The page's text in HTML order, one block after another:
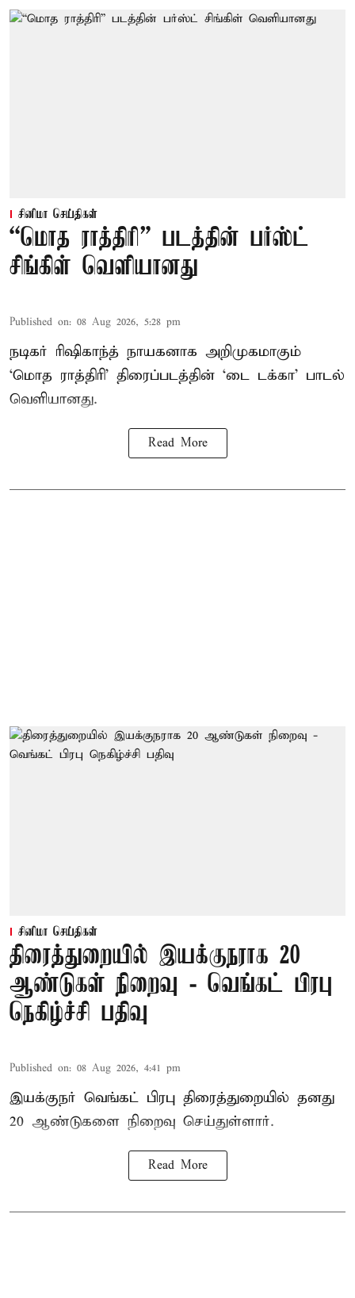
சினிமா செய்திகள்
“மொத ராத்திரி” படத்தின் பர்ஸ்ட்
சிங்கிள் வெளியானது
Published on: 08 Aug 2026, 5:28 pm
நடிகர் ரிஷிகாந்த் நாயகனாக அறிமுகமாகும்
‘மொத ராத்திரி’ திரைப்படத்தின் ‘டை டக்கா’ பாடல்
வெளியானது.
Read More
சினிமா செய்திகள்
திரைத்துறையில் இயக்குநராக 20
ஆண்டுகள் நிறைவு - வெங்கட் பிரபு
நெகிழ்ச்சி பதிவு
Published on: 08 Aug 2026, 4:41 pm
இயக்குநர் வெங்கட் பிரபு திரைத்துறையில் தனது
20 ஆண்டுகளை நிறைவு செய்துள்ளார்.
Read More